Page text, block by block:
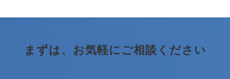
まずは、お気軽にご相談ください